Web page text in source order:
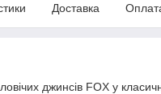
Доставка
джинсів FOX у